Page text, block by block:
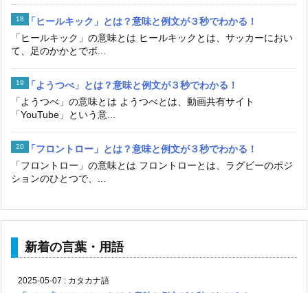
「ヒールキック」とは？意味と例文が３秒でわかる！
「ヒールキック」の意味とは ヒールキックとは、サッカーにおい
て、足のかかとでボ...
「ようつべ」とは？意味と例文が３秒でわかる！
「ようつべ」の意味とは ようつべとは、動画共有サイト
「YouTube」という意...
「フロントロー」とは？意味と例文が３秒でわかる！
「フロントロー」の意味とは フロントローとは、ラグビーのポジ
ションのひとつで、...
新着の言葉・用語
2025-05-07 : カタカナ語